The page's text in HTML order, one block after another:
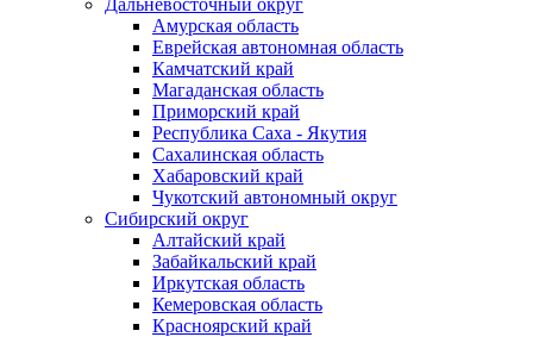
Дальневосточный округ
Амурская область
Еврейская автономная область
Камчатский край
Магаданская область
Приморский край
Республика Саха - Якутия
Сахалинская область
Хабаровский край
Чукотский автономный округ
Сибирский округ
Алтайский край
Забайкальский край
Иркутская область
Кемеровская область
Красноярский край